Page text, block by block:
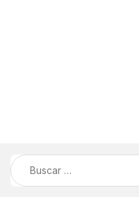
Buscar: